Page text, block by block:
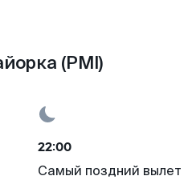
(PMI)
22:00
Самый поздний вылет